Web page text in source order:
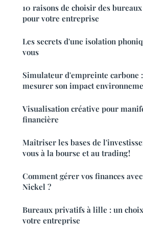
10 raisons de choisir des
pour votre entreprise
Les secrets d'une isolation
vous
Simulateur d'empreinte carbone
mesurer son impact
Visualisation créative pour
financière
Maîtriser les bases de
vous à la bourse et au trading !
Comment gérer vos finances
Nickel ?
Bureaux privatifs à lille : un
votre entreprise